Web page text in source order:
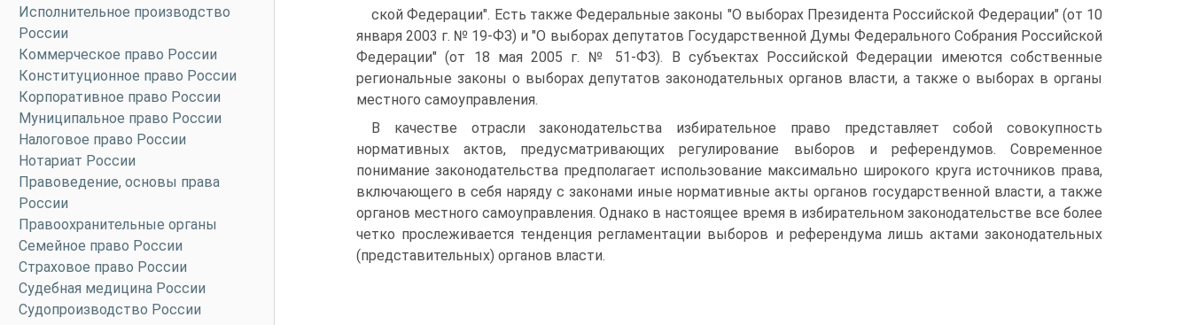
Исполнительное производство
России
Коммерческое право России
Конституционное право России
Корпоративное право России
Муниципальное право России
Налоговое право России
Нотариат России
Правоведение, основы права
России
Правоохранительные органы
Семейное право России
Страховое право России
Судебная медицина России
Судопроизводство России
ской Федерации". Есть также Федеральные законы "О выборах Президента Российской Федерации" (от 10
января 2003 г. № 19-ФЗ) и "О выборах депутатов Государственной Думы Федерального Собрания Российской
Федерации" (от 18 мая 2005 г. № 51-ФЗ). В субъектах Российской Федерации имеются собственные
региональные законы о выборах депутатов законодательных органов власти, а также о выборах в органы
местного самоуправления.
В качестве отрасли законодательства избирательное право представляет собой совокупность
нормативных актов, предусматривающих регулирование выборов и референдумов. Современное
понимание законодательства предполагает использование максимально широкого круга источников права,
включающего в себя наряду с законами иные нормативные акты органов государственной власти, а также
органов местного самоуправления. Однако в настоящее время в избирательном законодательстве все более
четко прослеживается тенденция регламентации выборов и референдума лишь актами законодательных
(представительных) органов власти.